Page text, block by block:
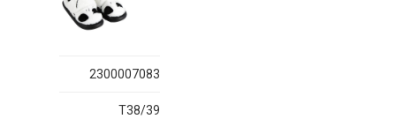
2300007083
T38/39